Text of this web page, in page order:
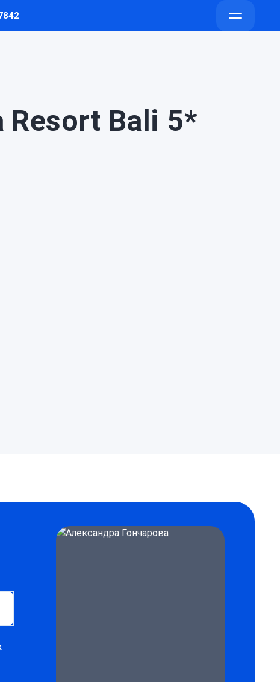
Открыть
Resort Bali 5*